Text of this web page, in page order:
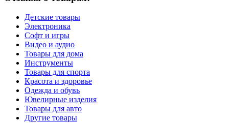
Детские товары
Электроника
Софт и игры
Видео и аудио
Товары для дома
Инструменты
Товары для спорта
Красота и здоровье
Одежда и обувь
Ювелирные изделия
Товары для авто
Другие товары